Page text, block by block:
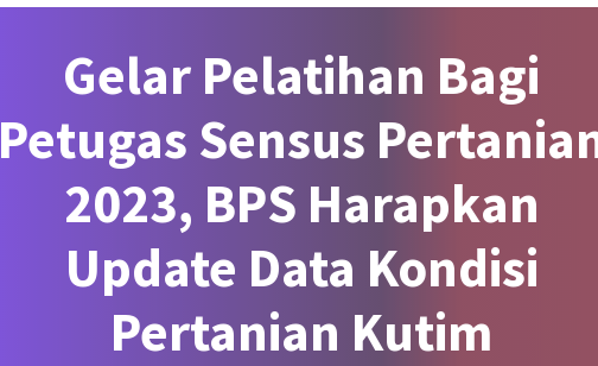
Gelar Pelatihan Bagi
Petugas Sensus
2023, BPS Harapkan
Update Data Kondisi
Pertanian Kutim